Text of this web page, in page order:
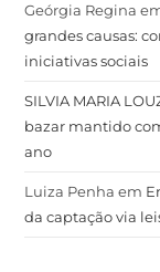
Geórgia Regina
grandes causas:
iniciativas sociais
SILVIA MARIA
bazar mantido
ano
Luiza Penha em
da captação via